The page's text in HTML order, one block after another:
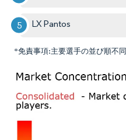
LX Pantos
*免責事項:主要選手の並び順不同